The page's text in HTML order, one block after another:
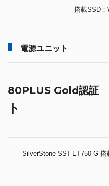
搭載SSD
電源ユニット
80PLUS Gold認証
ト
SilverStone SST-ET750-G 搭